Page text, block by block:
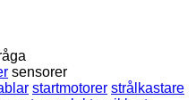
sensorer
startmotorer strålkastare